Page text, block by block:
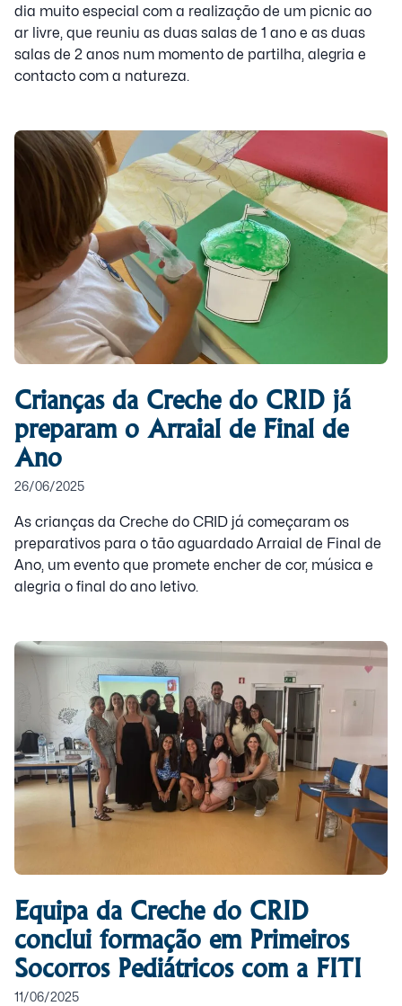
dia muito especial com a realização de um picnic ao
ar livre, que reuniu as duas salas de 1 ano e as duas
salas de 2 anos num momento de partilha, alegria e
contacto com a natureza.
Crianças da Creche do CRID já
preparam o Arraial de Final de
Ano
26/06/2025
As crianças da Creche do CRID já começaram os
preparativos para o tão aguardado Arraial de Final de
Ano, um evento que promete encher de cor, música e
alegria o final do ano letivo.
Equipa da Creche do CRID
conclui formação em Primeiros
Socorros Pediátricos com a FITI
11/06/2025